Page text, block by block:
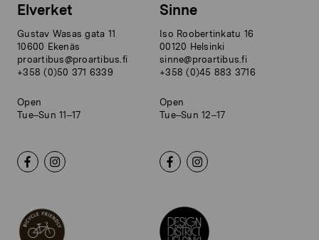
Elverket
Gustav Wasas gata 11
10600 Ekenäs
proartibus@proartibus.fi
+358 (0)50 371 6339
Open
Tue–Sun 11–17
Sinne
Iso Roobertinkatu 16
00120 Helsinki
sinne@proartibus.fi
+358 (0)45 883 3716
Open
Tue–Sun 12–17